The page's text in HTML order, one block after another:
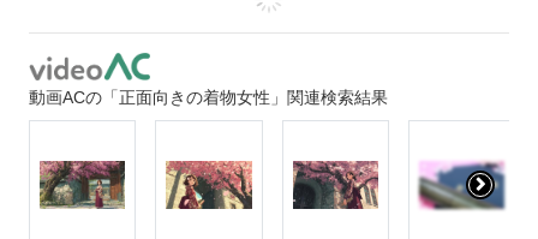
動画ACの「正面向きの着物女性」関連検索結果